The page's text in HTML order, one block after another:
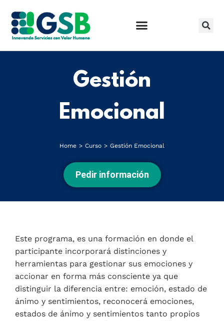
Gestión
Emocional
You are here:Home Curso Gestión Emocional
Pedir información
Este programa, es una formación en donde el
participante incorporará distinciones y
herramientas para gestionar sus emociones y
accionar en forma más consciente ya que
distinguir la diferencia entre: emoción, estado de
ánimo y sentimientos, reconocerá emociones,
estados de ánimo y sentimientos tanto propios